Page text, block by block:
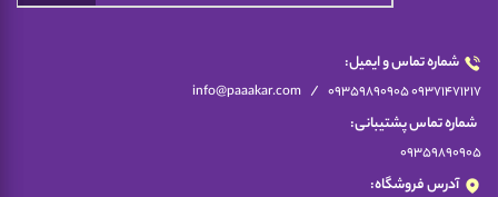
شماره تماس و ایمیل:
info@paaakar.com / 09359890905 09371471217
شماره تماس پشتیبانی:
09359890905
آدرس فروشگاه: